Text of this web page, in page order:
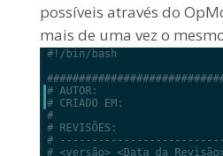
possíveis através do
mais de uma vez o